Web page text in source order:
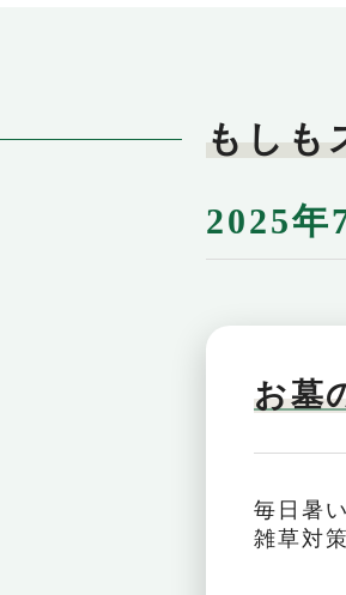
もしも
2025年
お墓
毎日暑
雑草対